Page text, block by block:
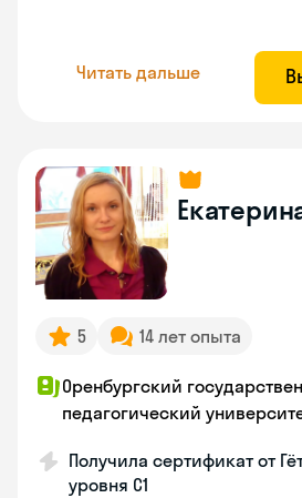
Читать дальше
5 14 лет опыта
Оренбургский
педагогический
Получила сертификат от
уровня C1